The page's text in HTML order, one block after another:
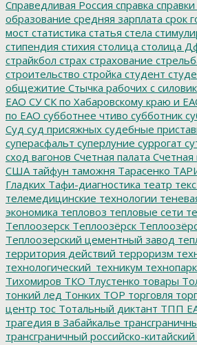
Справедливая Россия справка справки
образование средняя зарплата срок
мост статистика статья стела
стипендия стихия столица столица
страйкбол страх страхование
строительство стройка студент
общежитие Стычка рабочих с
ЕАО СУ СК по Хабаровскому краю и
по ЕАО субботнее чтиво субботник
Суд суд присяжных судебные
суперасфальт суперлуние суррогат
сход вагонов Счетная палата
США тайфун таможня Тарасенко
Гладких Тафи-диагностика театр
телемедицинские технологии
экономика тепловоз тепловые сети
Теплоозерск Теплоозёрск
Теплоозерский цементный завод
территория действий терроризм
технологический_техникум технопарк
Тихомиров ТКО Тлустенко товары
тонкий лед Тонких ТОР торговля
центр тос Тотальный диктант ТПП
трагедия в Забайкалье
трансграничный российско-